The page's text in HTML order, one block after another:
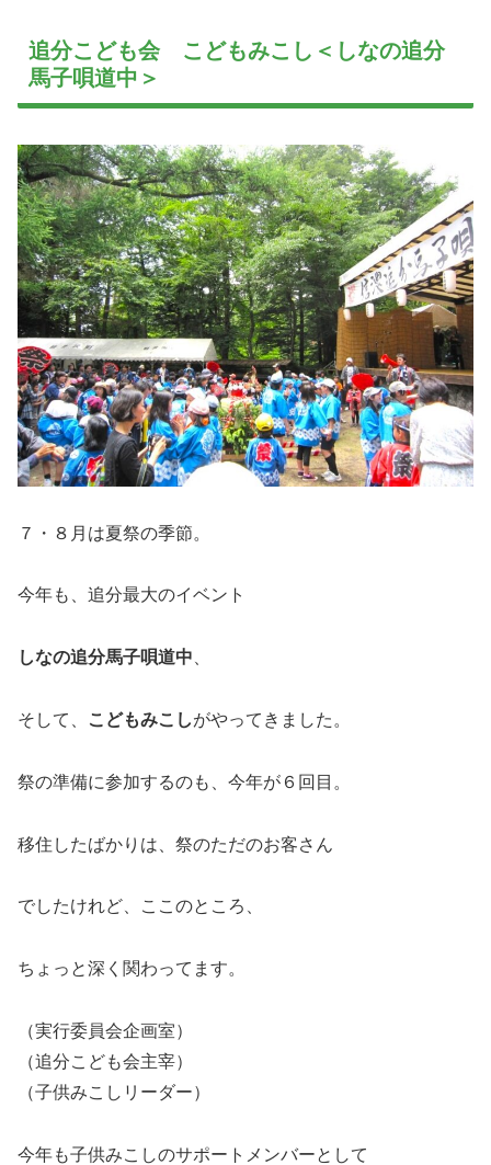
追分こども会 こどもみこし＜しなの追分
馬子唄道中＞
７・８月は夏祭の季節。
今年も、追分最大のイベント
しなの追分馬子唄道中
そして、 こどもみこしがやってきました。
祭の準備に参加するのも、今年が６回目。
移住したばかりは、祭のただのお客さん
でしたけれど、ここのところ、
ちょっと深く関わってます。
（実行委員会企画室）
（追分こども会主宰）
（子供みこしリーダー）
今年も子供みこしのサポートメンバーとして